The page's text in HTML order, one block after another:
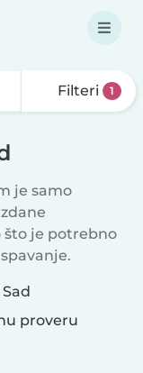
Filteri 1
je samo
što je potrebno
proveru